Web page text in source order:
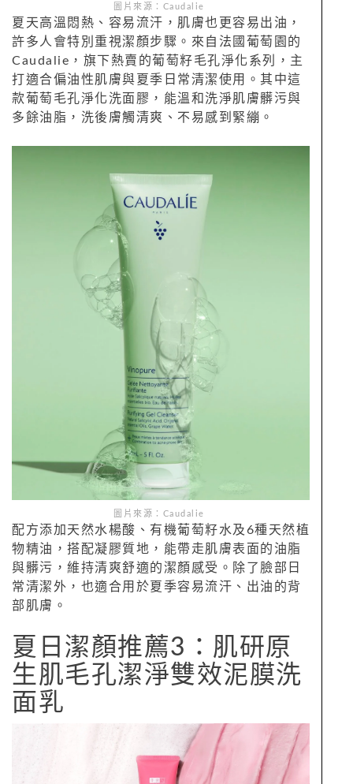
圖片來源：Caudalie
夏天高溫悶熱、容易流汗，肌膚也更容易出油，
許多人會特別重視潔顏步驟。來自法國葡萄園的
Caudalie，旗下熱賣的葡萄籽毛孔淨化系列，主
打適合偏油性肌膚與夏季日常清潔使用。其中這
款葡萄毛孔淨化洗面膠，能溫和洗淨肌膚髒污與
多餘油脂，洗後膚觸清爽、不易感到緊繃。
圖片來源：Caudalie
配方添加天然水楊酸、有機葡萄籽水及6種天然植
物精油，搭配凝膠質地，能帶走肌膚表面的油脂
與髒污，維持清爽舒適的潔顏感受。除了臉部日
常清潔外，也適合用於夏季容易流汗、出油的背
部肌膚。
夏日潔顏推薦3：肌研原
生肌毛孔潔淨雙效泥膜洗
面乳